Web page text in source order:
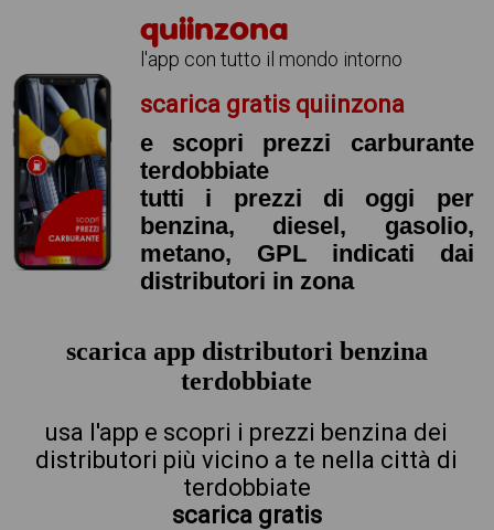
quiinzona
l'app con tutto il mondo intorno
scarica gratis quiinzona
e scopri prezzi carburante
terdobbiate
tutti i prezzi di oggi per
benzina, diesel, gasolio,
metano, GPL indicati dai
distributori in zona
scarica app distributori benzina
terdobbiate
usa l'app e scopri i prezzi benzina dei
distributori più vicino a te nella città di
terdobbiate
scarica gratis